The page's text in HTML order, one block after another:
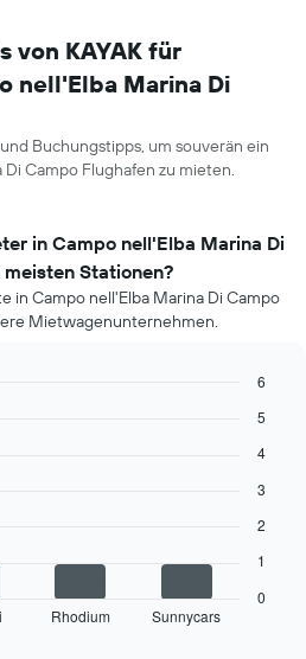
von KAYAK für
nell'Elba Marina Di
Buchungstipps, um souverän ein
Campo Flughafen zu mieten.
in Campo nell'Elba Marina Di
Stationen?
in Campo nell'Elba Marina Di Campo
Mietwagenunternehmen.
Rhodium Sunnycars
0
1
2
3
4
5
6